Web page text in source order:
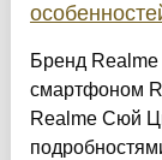
Бренд
смартфоном
Realme Сюй